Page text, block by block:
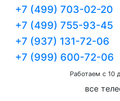
+7 (499) 703-02-20
+7 (499) 755-93-45
+7 (937) 131-72-06
+7 (999) 600-72-06
Работаем с 10
все